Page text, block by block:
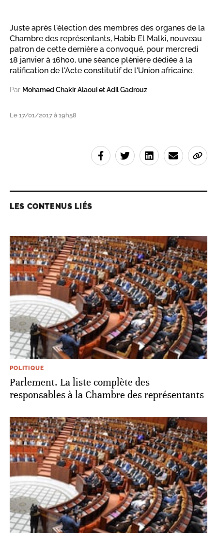
Juste après l'élection des membres des organes de la
Chambre des représentants, Habib El Malki, nouveau
patron de cette dernière a convoqué, pour mercredi
18 janvier à 16h00, une séance plénière dédiée à la
ratification de l'Acte constitutif de l'Union africaine.
Par Mohamed Chakir Alaoui et Adil Gadrouz
Le 17/01/2017 à 19h58
LES CONTENUS LIÉS
POLITIQUE
Parlement. La liste complète des
responsables à la Chambre des représentants